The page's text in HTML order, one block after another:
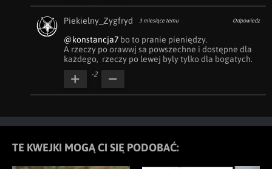
Piekielny_Zygfryd 3 miesiące temu Odpowiedz
@konstancja7 bo to pranie pieniędzy.
A rzeczy po orawwj sa powszechne i dostępne dla
każdego,  rzeczy po lewej byly tylko dla bogatych.
-2
TE KWEJKI MOGĄ CI SIĘ PODOBAĆ: